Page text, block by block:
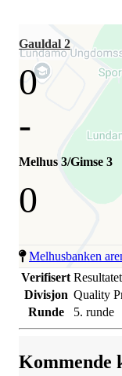
Gauldal 2
0
-
Melhus 3/Gimse 3
0
Melhusbanken
Verifisert
Divisjon Quality
Runde
5. runde
Kommende